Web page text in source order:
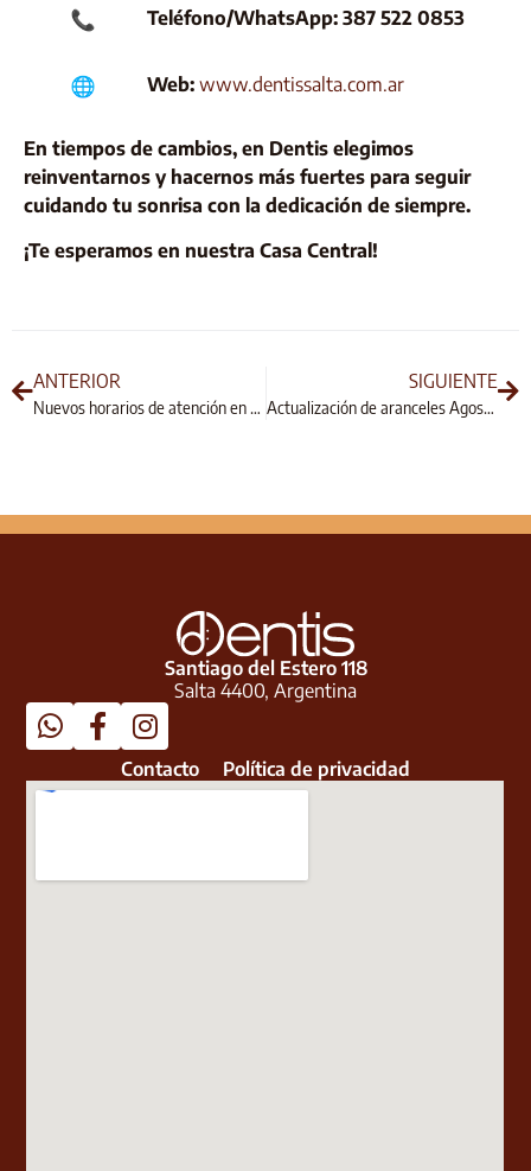
Teléfono/WhatsApp: 387 522 0853
Web: www.dentissalta.com.ar
En tiempos de cambios, en Dentis elegimos
reinventarnos y hacernos más fuertes para seguir
cuidando tu sonrisa con la dedicación de siempre.
¡Te esperamos en nuestra Casa Central!
ANTERIOR
Nuevos horarios de atención en auditorías
SIGUIENTE
Actualización de aranceles Agosto 2026
Santiago del Estero 118
Salta 4400, Argentina
Contacto Política de privacidad